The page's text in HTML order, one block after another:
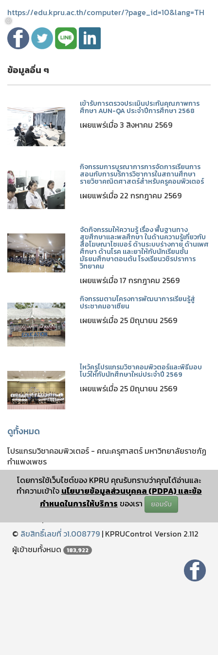
https://edu.kpru.ac.th/computer/?page_id=10&lang=TH
ข้อมูลอื่น ๆ
เข้ารับการตรวจประเมินประกันคุณภาพการ
ศึกษา AUN-QA ประจำปีการศึกษา 2568
เผยแพร่เมื่อ 3 สิงหาคม 2569
กิจกรรมการบูรณาการการจัดการเรียนการ
สอนกับการบริการวิชาการในสถานศึกษา
รายวิชาคณิตศาสตร์สำหรับครูคอมพิวเตอร์
เผยแพร่เมื่อ 22 กรกฎาคม 2569
จัดกิจกรรมให้ความรู้ เรื่อง พื้นฐานทาง
สุขศึกษาและพลศึกษา ในด้านความรู้เกี่ยวกับ
สื่อโฆษณาไซเบอร์ ด้านระบบร่างกาย ด้านเพศ
ศึกษา ด้านโรค และยาให้กับนักเรียนชั้น
มัธยมศึกษาตอนต้น โรงเรียนวชิรปราการ
วิทยาคม
เผยแพร่เมื่อ 17 กรกฎาคม 2569
กิจกรรมตามโครงการพัฒนาการเรียนรู้สู่
ประชาคมอาเซียน
เผยแพร่เมื่อ 25 มิถุนายน 2569
ไหว้ครูโปรแกรมวิชาคอมพิวตอร์และพิธีมอบ
โบว์ให้กับนักศึกษาใหม่ประจำปี 2569
เผยแพร่เมื่อ 25 มิถุนายน 2569
ดูทั้งหมด
โดยการใช้เว็บไซต์ของ KPRU คุณรับทราบว่าคุณได้อ่านและ
ทำความเข้าใจ นโยบายข้อมูลส่วนบุคคล (PDPA) และข้อ
กำหนดในการให้บริการ ของเรา ยอมรับ
โปรแกรมวิชาคอมพิวเตอร์ - คณะครุศาสตร์ มหาวิทยาลัยราชภัฏ
กำแพงเพชร
© ลิขสิทธิ์เลขที่ ว1.008779 | KPRUControl Version 2.112
ผู้เข้าชมทั้งหมด
183,922